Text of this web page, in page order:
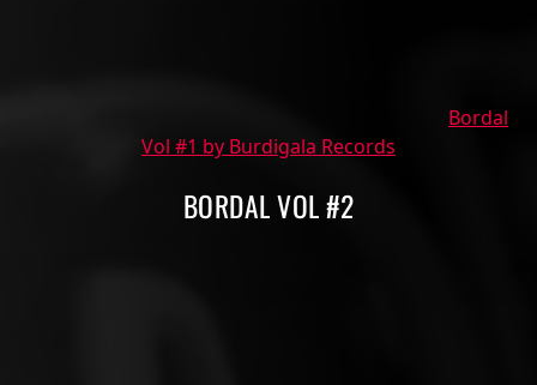
Bordal
Vol #1 by Burdigala Records
BORDAL VOL #2